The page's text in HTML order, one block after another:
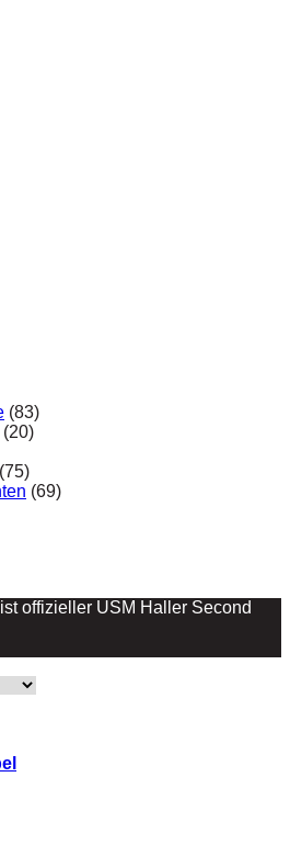
(83)
(20)
(75)
(69)
offizieller USM Haller Second